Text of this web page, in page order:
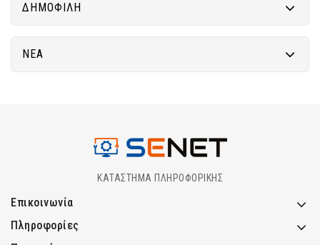
ΔΗΜΟΦΙΛΉ
ΝΈΑ
ΚΑΤΑΣΤΗΜΑ ΠΛΗΡΟΦΟΡΙΚΗΣ
Επικοινωνία
Πληροφορίες